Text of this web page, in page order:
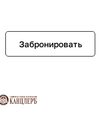
Забронировать